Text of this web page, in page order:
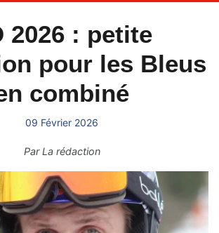
2026 : petite
pour les Bleus
combiné
09 Février 2026
ParLa rédaction